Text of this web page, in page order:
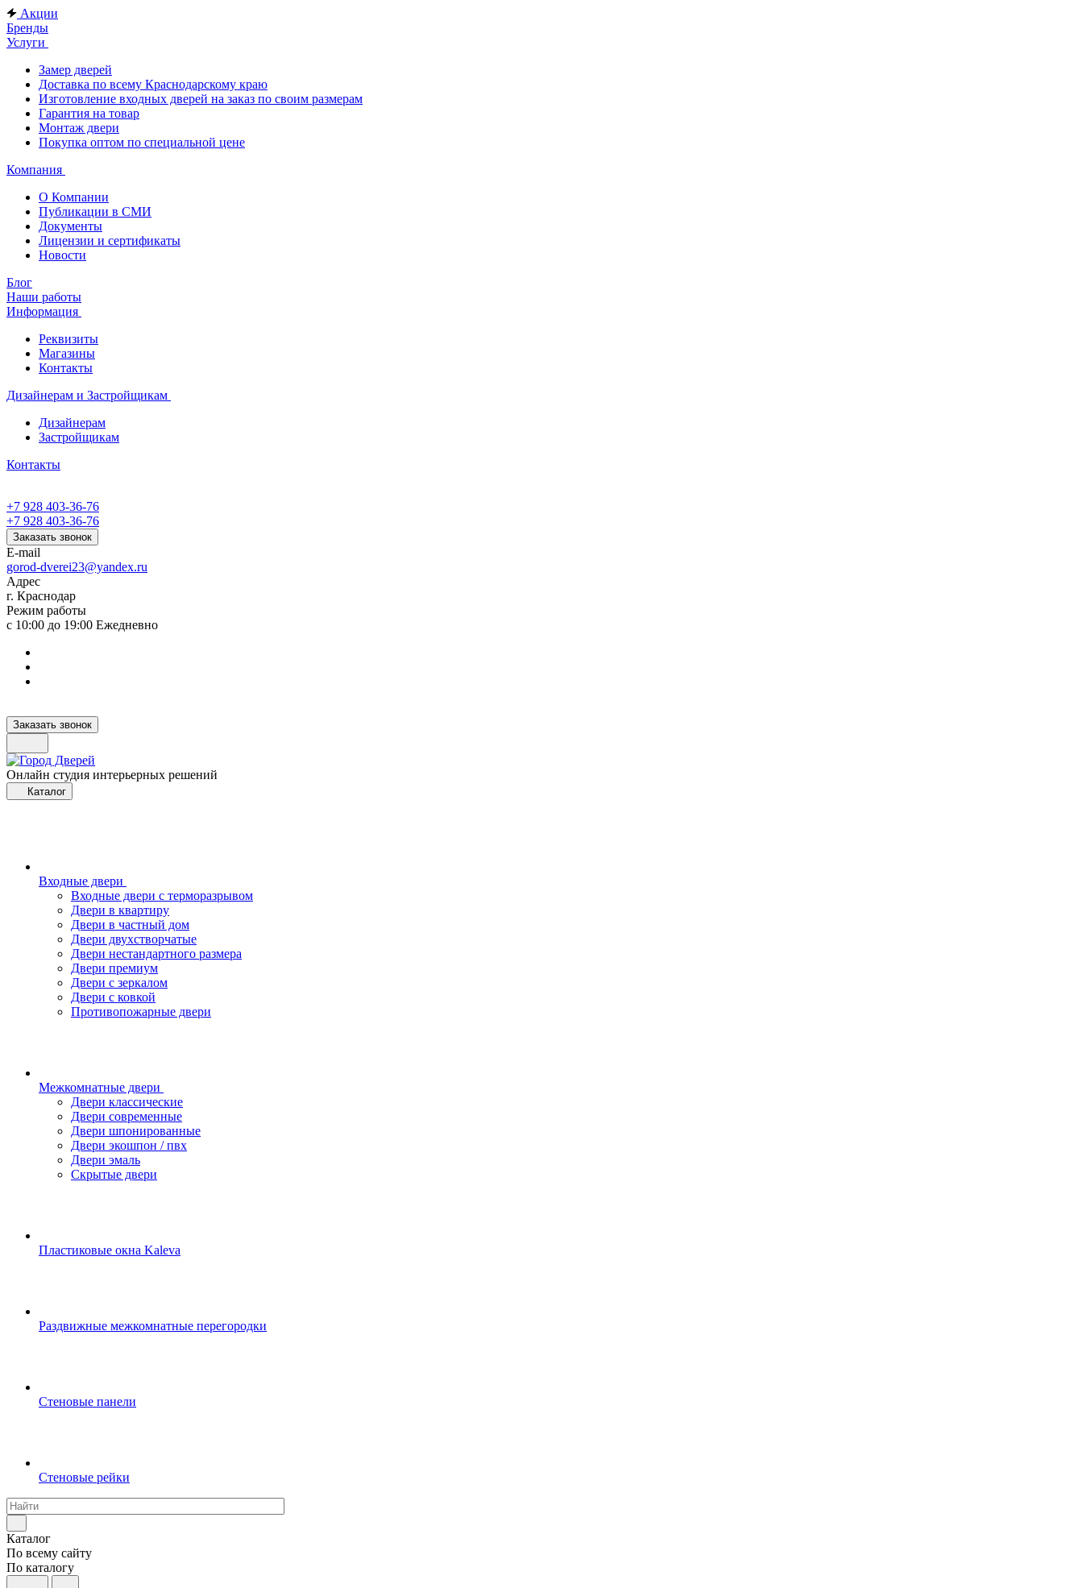
Акции
Бренды
Услуги
Замер дверей
Доставка по всему Краснодарскому краю
Изготовление входных дверей на заказ по своим размерам
Гарантия на товар
Монтаж двери
Покупка оптом по специальной цене
Компания
О Компании
Публикации в СМИ
Документы
Лицензии и сертификаты
Новости
Блог
Наши работы
Информация
Реквизиты
Магазины
Контакты
Дизайнерам и Застройщикам
Дизайнерам
Застройщикам
Контакты
+7 928 403-36-76
+7 928 403-36-76
Заказать звонок
E-mail
gorod-dverei23@yandex.ru
Адрес
г. Краснодар
Режим работы
с 10:00 до 19:00 Ежедневно
Заказать звонок
Онлайн студия интерьерных решений
Каталог
Входные двери
Входные двери с терморазрывом
Двери в квартиру
Двери в частный дом
Двери двухстворчатые
Двери нестандартного размера
Двери премиум
Двери с зеркалом
Двери с ковкой
Противопожарные двери
Межкомнатные двери
Двери классические
Двери современные
Двери шпонированные
Двери экошпон / пвх
Двери эмаль
Скрытые двери
Пластиковые окна Kaleva
Раздвижные межкомнатные перегородки
Стеновые панели
Стеновые рейки
Каталог
По всему сайту
По каталогу